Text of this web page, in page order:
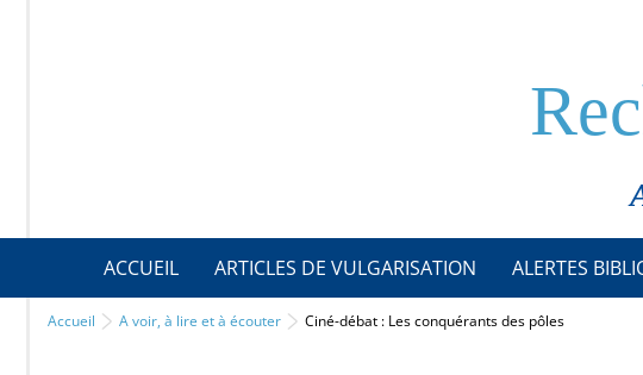
ACCUEIL ARTICLES DE VULGARISATION ALERTES
Accueil A voir, à lire et à écouter Ciné-débat : Les conquérants des pôles